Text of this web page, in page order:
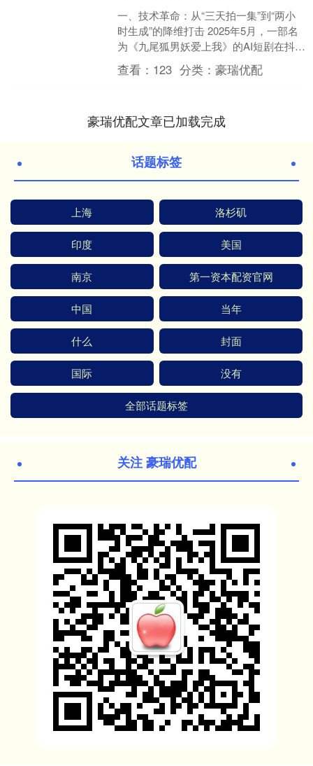
一、技术革命：从“三天拍一集”到“两小
时生成”的降维打击 2025年5月，一部名
为《九尾狐男妖爱上我》的AI短剧在抖音
爆红，单日播放量突破3000万。更令人
震惊....
查看： 123 分类：豪瑞优配
豪瑞优配文章已加载完成
话题标签
上海 洛杉矶
印度 美国
南京 第一资本配资官网
中国 当年
什么 封面
国际 没有
全部话题标签
关注 豪瑞优配